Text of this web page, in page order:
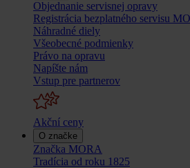
Objednanie servisnej opravy
Registrácia bezplatného servisu
Náhradné diely
Všeobecné podmienky
Právo na opravu
Napíšte nám
Vstup pre partnerov
Akční ceny
O značke
Značka MORA
Tradícia od roku 1825